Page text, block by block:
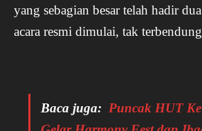
yang sebagian besar telah hadir
acara resmi dimulai, tak
Baca juga: Puncak HUT